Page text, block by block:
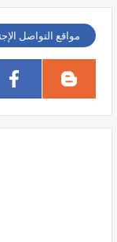
مواقع التواصل